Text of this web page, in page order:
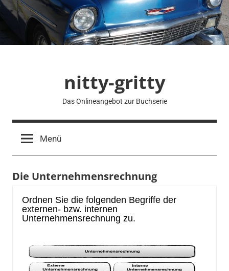
Zum
Inhalt
nitty-gritty
Das Onlineangebot zur Buchserie
Menü
Die Unternehmensrechnung